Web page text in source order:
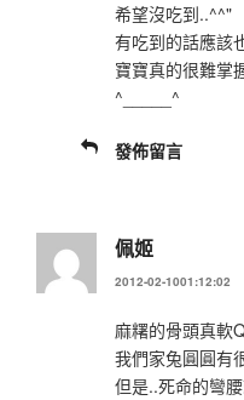
希望沒吃到..^^"
有吃到的話應該
寶寶真的很難掌
^_____^
發佈留言
佩姬
2012-02-1001:12:02
麻糬的骨頭真軟
我們家兔圓圓有
但是..死命的彎